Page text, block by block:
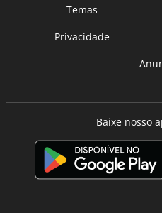
Temas
Privacidade
Baixe nosso